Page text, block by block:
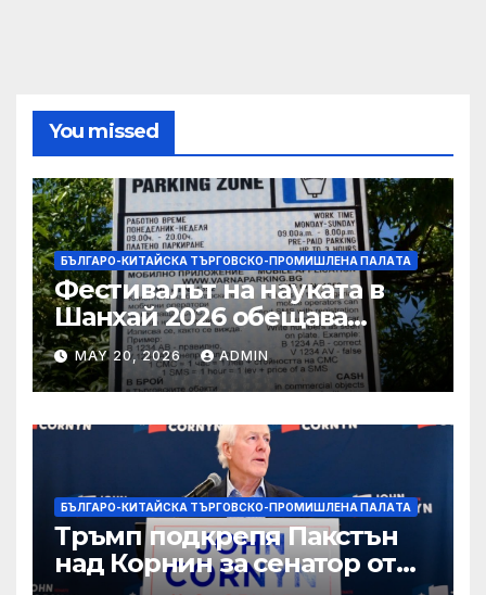
You missed
БЪЛГАРО-КИТАЙСКА ТЪРГОВСКО-ПРОМИШЛЕНА ПАЛAТА
Фестивалът на науката в
Шанхай 2026 обещава
вълнуващи научно-
технологични иновации
MAY 20, 2026 ADMIN
БЪЛГАРО-КИТАЙСКА ТЪРГОВСКО-ПРОМИШЛЕНА ПАЛAТА
Тръмп подкрепя Пакстън
над Корнин за сенатор от